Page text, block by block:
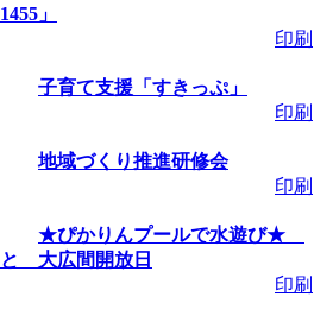
1455」
印刷
子育て支援「すきっぷ」
印刷
地域づくり推進研修会
印刷
★ぴかりんプールで水遊び★
と 大広間開放日
印刷